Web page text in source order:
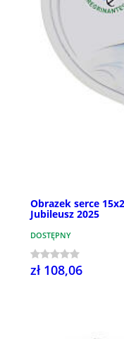
Obrazek serce
Jubileusz 2025
DOSTĘPNY
zł 108,06